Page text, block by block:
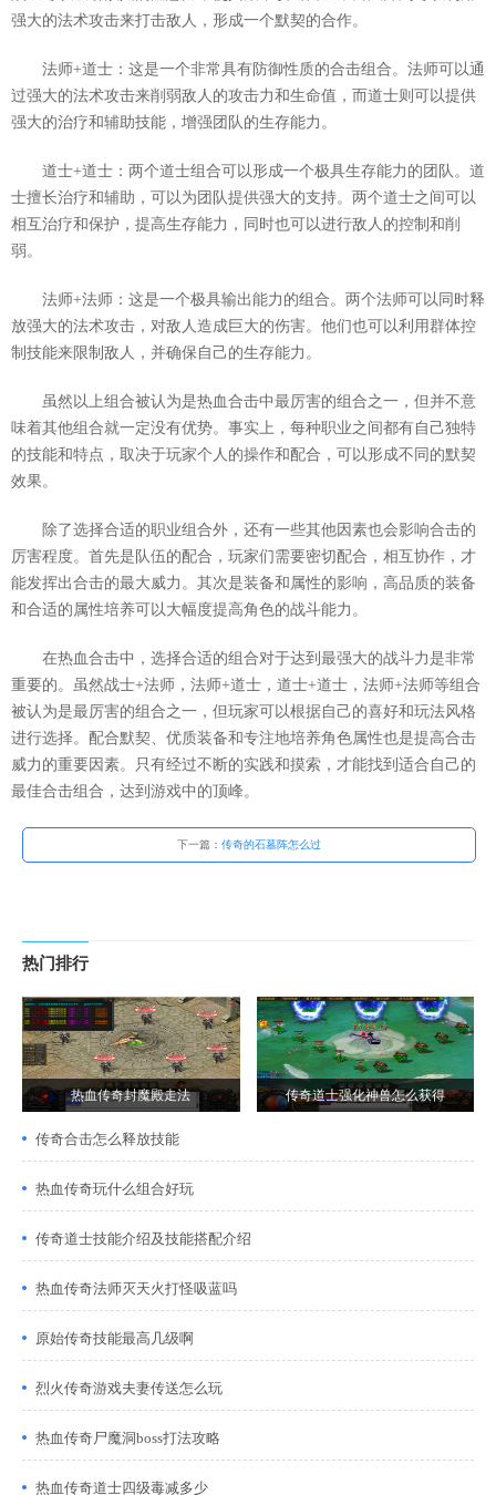
强大的法术攻击来打击敌人，形成一个默契的合作。
法师+道士：这是一个非常具有防御性质的合击组合。法师可以通
过强大的法术攻击来削弱敌人的攻击力和生命值，而道士则可以提供
强大的治疗和辅助技能，增强团队的生存能力。
道士+道士：两个道士组合可以形成一个极具生存能力的团队。道
士擅长治疗和辅助，可以为团队提供强大的支持。两个道士之间可以
相互治疗和保护，提高生存能力，同时也可以进行敌人的控制和削
弱。
法师+法师：这是一个极具输出能力的组合。两个法师可以同时释
放强大的法术攻击，对敌人造成巨大的伤害。他们也可以利用群体控
制技能来限制敌人，并确保自己的生存能力。
虽然以上组合被认为是热血合击中最厉害的组合之一，但并不意
味着其他组合就一定没有优势。事实上，每种职业之间都有自己独特
的技能和特点，取决于玩家个人的操作和配合，可以形成不同的默契
效果。
除了选择合适的职业组合外，还有一些其他因素也会影响合击的
厉害程度。首先是队伍的配合，玩家们需要密切配合，相互协作，才
能发挥出合击的最大威力。其次是装备和属性的影响，高品质的装备
和合适的属性培养可以大幅度提高角色的战斗能力。
在热血合击中，选择合适的组合对于达到最强大的战斗力是非常
重要的。虽然战士+法师，法师+道士，道士+道士，法师+法师等组合
被认为是最厉害的组合之一，但玩家可以根据自己的喜好和玩法风格
进行选择。配合默契、优质装备和专注地培养角色属性也是提高合击
威力的重要因素。只有经过不断的实践和摸索，才能找到适合自己的
最佳合击组合，达到游戏中的顶峰。
下一篇： 传奇的石墓阵怎么过
热门排行
热血传奇封魔殿走法 传奇道士强化神兽怎么获得
传奇合击怎么释放技能
热血传奇玩什么组合好玩
传奇道士技能介绍及技能搭配介绍
热血传奇法师灭天火打怪吸蓝吗
原始传奇技能最高几级啊
烈火传奇游戏夫妻传送怎么玩
热血传奇尸魔洞boss打法攻略
热血传奇道士四级毒减多少